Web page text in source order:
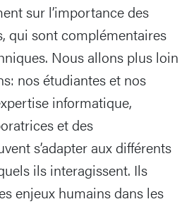
sur l’importance des
qui sont complémentaires
Nous allons plus loin
nos étudiantes et nos
informatique,
et des
s’adapter aux différents
ils interagissent. Ils
enjeux humains dans les